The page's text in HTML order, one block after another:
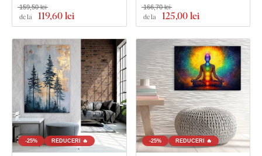
de la 119,60 lei
159,50 lei
de la 125,00 lei
166,70 lei
-25% REDUCERI 🔥 -25% REDUCERI 🔥